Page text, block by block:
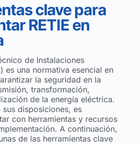
clave para
RETIE en
de Instalaciones
es una normativa esencial en
la seguridad en la
transformación,
de la energía eléctrica.
disposiciones, es
con herramientas y recursos
A continuación,
de las herramientas clave